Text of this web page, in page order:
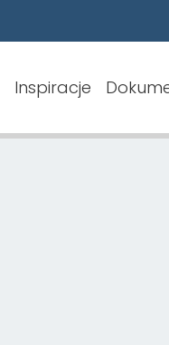
Inspiracje